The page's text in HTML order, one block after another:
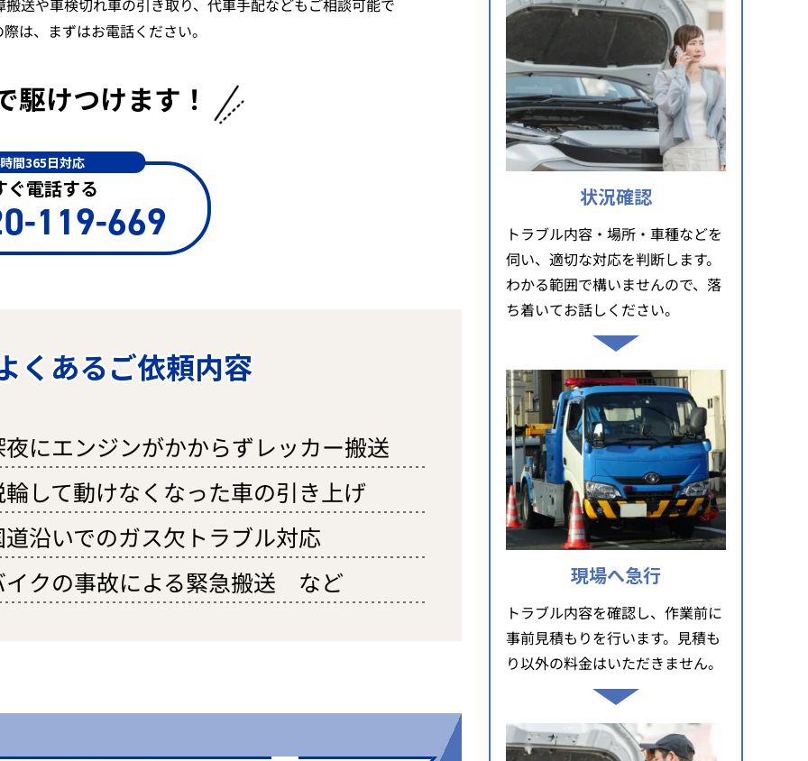
搬送や車検切れ車の引き取り、代車手配などもご相談可能で
は、まずはお電話ください。
駆けつけます！
間365日対応
ぐ電話する
119-669
くあるご依頼内容
夜にエンジンがかからずレッカー搬送
輪して動けなくなった車の引き上げ
道沿いでのガス欠トラブル対応
イクの事故による緊急搬送 など
状況確認
トラブル内容・場所・車種などを
伺い、適切な対応を判断します。
わかる範囲で構いませんので、落
ち着いてお話しください。
現場へ急行
トラブル内容を確認し、作業前に
事前見積もりを行います。見積も
り以外の料金はいただきません。